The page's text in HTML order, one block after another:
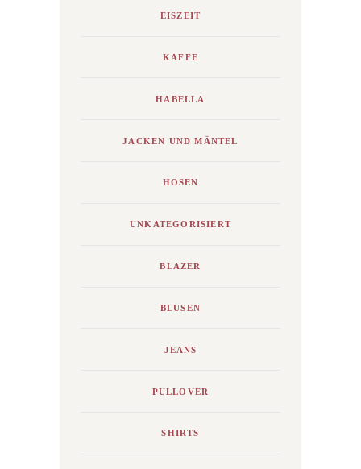
EISZEIT
KAFFE
HABELLA
JACKEN UND MÄNTEL
HOSEN
UNKATEGORISIERT
BLAZER
BLUSEN
JEANS
PULLOVER
SHIRTS